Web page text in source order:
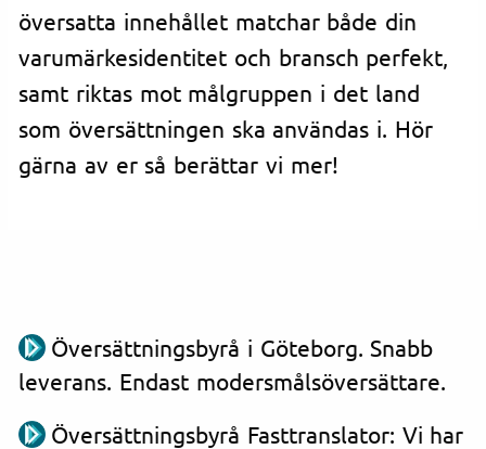
översatta innehållet matchar både din
varumärkesidentitet och bransch perfekt,
samt riktas mot målgruppen i det land
som översättningen ska användas i. Hör
gärna av er så berättar vi mer!
Översättningsbyrå i Göteborg. Snabb
leverans. Endast modersmålsöversättare.
Översättningsbyrå Fasttranslator: Vi har